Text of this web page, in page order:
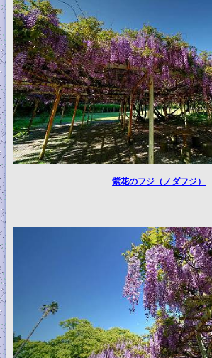
紫花のフジ（ノダフジ）